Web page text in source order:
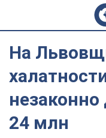
На
24 млн